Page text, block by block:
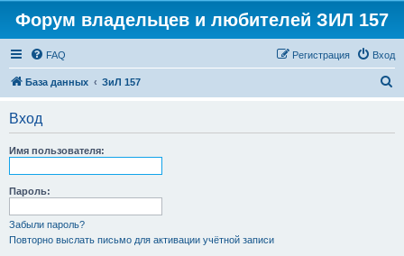
Форум владельцев и любителей ЗИЛ 157
FAQ Вход
Регистрация
База данных ЗиЛ 157
Вход
Имя пользователя:
Пароль:
Забыли пароль?
Повторно выслать письмо для активации учётной записи